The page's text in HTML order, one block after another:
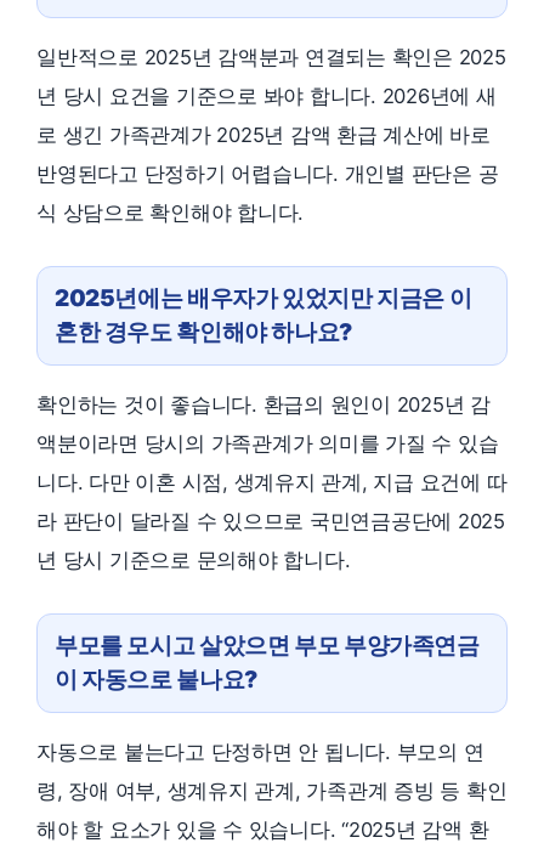
일반적으로 2025년 감액분과 연결되는 확인은 2025
년 당시 요건을 기준으로 봐야 합니다. 2026년에 새
로 생긴 가족관계가 2025년 감액 환급 계산에 바로
반영된다고 단정하기 어렵습니다. 개인별 판단은 공
식 상담으로 확인해야 합니다.
2025년에는 배우자가 있었지만 지금은 이
혼한 경우도 확인해야 하나요?
확인하는 것이 좋습니다. 환급의 원인이 2025년 감
액분이라면 당시의 가족관계가 의미를 가질 수 있습
니다. 다만 이혼 시점, 생계유지 관계, 지급 요건에 따
라 판단이 달라질 수 있으므로 국민연금공단에 2025
년 당시 기준으로 문의해야 합니다.
부모를 모시고 살았으면 부모 부양가족연금
이 자동으로 붙나요?
자동으로 붙는다고 단정하면 안 됩니다. 부모의 연
령, 장애 여부, 생계유지 관계, 가족관계 증빙 등 확인
해야 할 요소가 있을 수 있습니다. “2025년 감액 환